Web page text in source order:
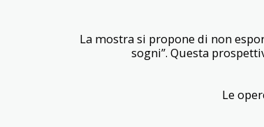
La mostra si propone di non
sogni”. Questa
Le